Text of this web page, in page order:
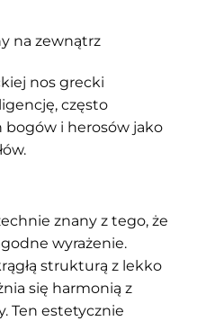
na zewnątrz
nos grecki
często
bogów i herosów jako
znany z tego, że
wyrażenie.
strukturą z lekko
się harmonią z
Ten estetycznie